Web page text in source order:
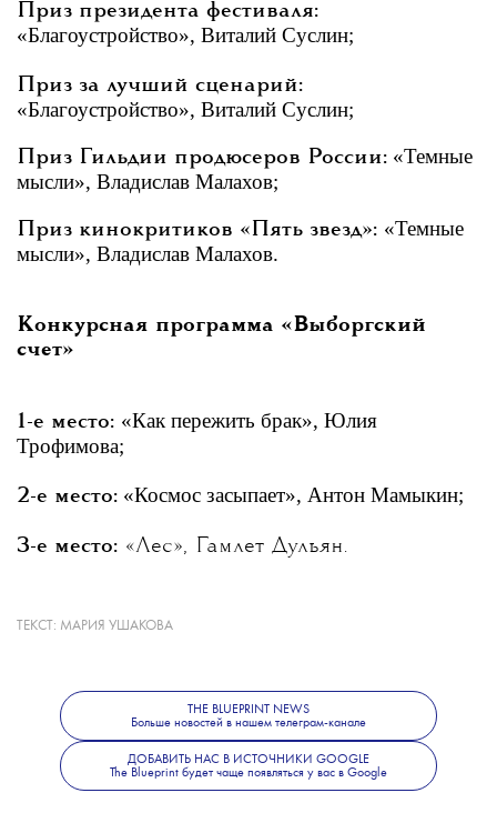
Приз президента фестиваля:
«Благоустройство», Виталий Суслин;
Приз за лучший сценарий:
«Благоустройство», Виталий Суслин;
Приз Гильдии продюсеров России: «Темные
мысли», Владислав Малахов;
Приз кинокритиков «Пять звезд»: «Темные
мысли», Владислав Малахов.
Конкурсная программа «Выборгский
счет»
1-е место: «Как пережить брак», Юлия
Трофимова;
2-е место: «Космос засыпает», Антон Мамыкин;
3-е место: «Лес», Гамлет Дульян.
Документальное кино
Гран-при:«Большой друг», Олеся Епишина;
Специальный приз жюри «За смелость
вовремя сказать “Я тебя люблю”»: «Родня»,
Алексей Семенов;
ТЕКСТ: МАРИЯ УШАКОВА
THE BLUEPRINT NEWS
Больше новостей в нашем телеграм-канале
ДОБАВИТЬ НАС В ИСТОЧНИКИ GOOGLE
The Blueprint будет чаще появляться у вас в Google